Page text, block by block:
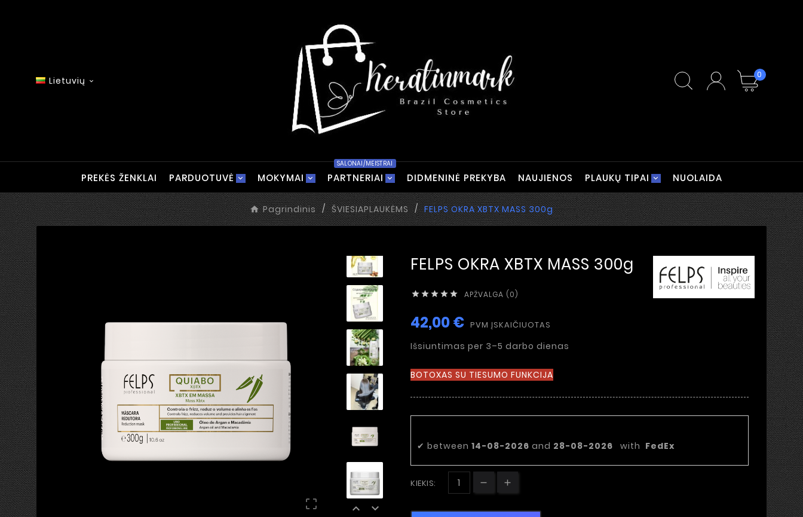
Lietuvių 
0
PREKĖS ŽENKLAI PARDUOTUVĖ MOKYMAI PARTNERIAI
SALONAI/MEISTRAI
DIDMENINĖ PREKYBA NAUJIENOS PLAUKŲ TIPAI NUOLAIDA
Pagrindinis ŠVIESIAPLAUKĖMS FELPS OKRA XBTX MASS 300g
  
FELPS OKRA XBTX MASS 300g
     APŽVALGA (0)
42,00 € PVM ĮSKAIČIUOTAS
Išsiuntimas per 3–5 darbo dienas
BOTOXAS SU TIESUMO FUNKCIJA
✔ between 14-08-2026 and 28-08-2026 with FedEx
KIEKIS: